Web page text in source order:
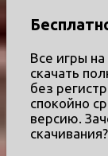
Все игры на
скачать
без
спокойно
версию.